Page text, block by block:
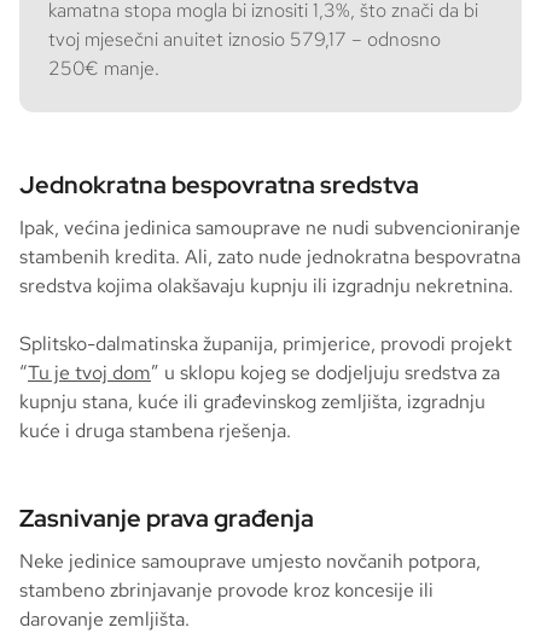
kamatna stopa mogla bi iznositi 1,3%, što znači da bi
tvoj mjesečni anuitet iznosio 579,17 – odnosno
250€ manje.
Jednokratna bespovratna sredstva
Ipak, većina jedinica samouprave ne nudi subvencioniranje
stambenih kredita. Ali, zato nude jednokratna bespovratna
sredstva kojima olakšavaju kupnju ili izgradnju nekretnina.
Splitsko-dalmatinska županija, primjerice, provodi projekt
“Tu je tvoj dom” u sklopu kojeg se dodjeljuju sredstva za
kupnju stana, kuće ili građevinskog zemljišta, izgradnju
kuće i druga stambena rješenja.
Zasnivanje prava građenja
Neke jedinice samouprave umjesto novčanih potpora,
stambeno zbrinjavanje provode kroz koncesije ili
darovanje zemljišta.